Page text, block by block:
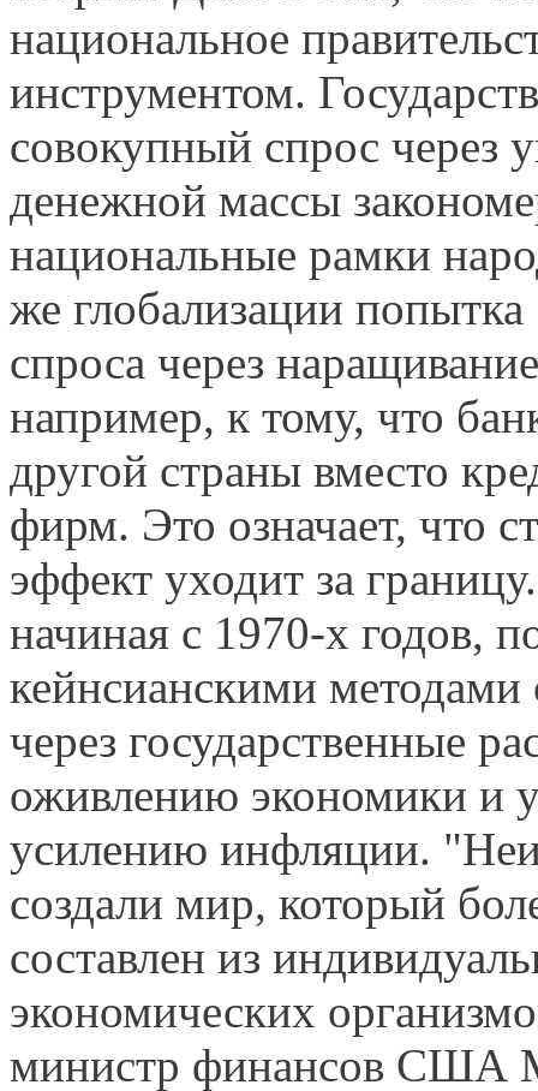
национальное
инструментом.
совокупный спрос через
денежной массы
национальные рамки
же глобализации
спроса через
например, к тому, что
другой страны вместо
фирм. Это означает, что
эффект уходит за
начиная с 1970-х годов,
кейнсианскими методами
через государственные
оживлению экономики и
усилению инфляции.
создали мир, который
составлен из
экономических
министр финансов США